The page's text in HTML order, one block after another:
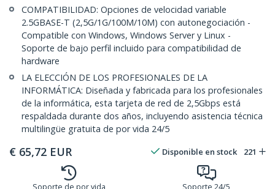
COMPATIBILIDAD: Opciones de velocidad variable
2.5GBASE-T (2,5G/1G/100M/10M) con autonegociación -
Compatible con Windows, Windows Server y Linux -
Soporte de bajo perfil incluido para compatibilidad de
hardware
LA ELECCIÓN DE LOS PROFESIONALES DE LA
INFORMÁTICA: Diseñada y fabricada para los profesionales
de la informática, esta tarjeta de red de 2,5Gbps está
respaldada durante dos años, incluyendo asistencia técnica
multilingüe gratuita de por vida 24/5
€ 65,72 EUR Disponible en stock 221
Soporte de por vida Soporte 24/5